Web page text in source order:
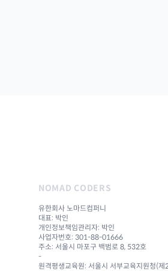
NOMAD CODERS
유한회사 노마드컴퍼니
대표: 박인
개인정보책임관리자: 박인
사업자번호: 301-88-01666
주소: 서울시 마포구 백범로 8, 532호
-
원격평생교육원: 서울시 서부교육지원청(